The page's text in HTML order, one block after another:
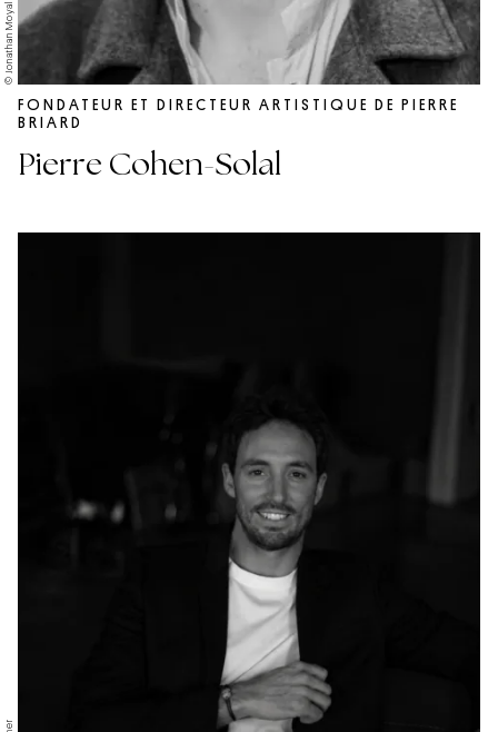
© Jonathan Moyal
FONDATEUR ET DIRECTEUR ARTISTIQUE DE PIERRE
BRIARD
Pierre Cohen-Solal